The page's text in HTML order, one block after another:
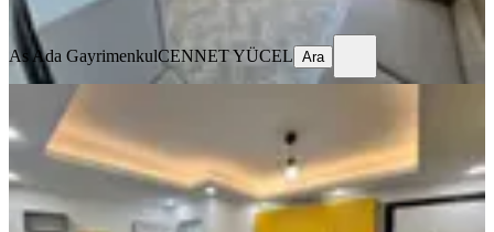
Ara
As Ada GayrimenkulCENNET YÜCEL Ara
ÖNE ÇIKAN
Daire️
Seyhan, Yenibaraj Mahallesi
Stüdyo·45 m² ·2. Kat